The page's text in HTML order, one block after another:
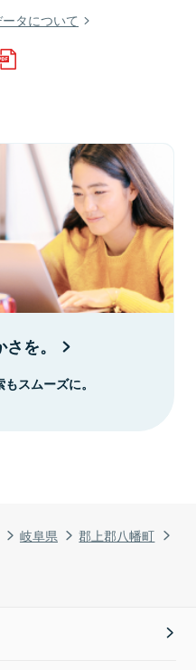
岐阜県
郡上郡八幡町
タについて
を。
スムーズに。